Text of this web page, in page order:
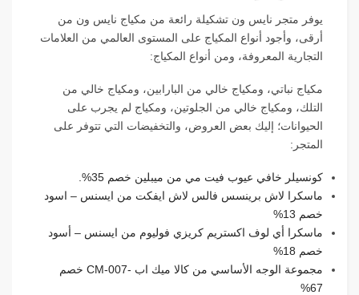
يوفر متجر نايس ون تشكيلة رائعة من مكياج نايس ون من
أرقى، وأجود أنواع المكياج على المستوى العالمي من العلامات
التجارية المعروفة، ومن أنواع المكياج:
مكياج نباتي، ومكياج خالي من البارابين، ومكياج خالي من
التلك، ومكياج خالي من الجلوتين، ومكياج لم يجرب على
الحيوانات؛ إليك بعض العروض، والتخفيضات التي تتوفر على
المتجر:
كونسيلر خافي عيوب فيت مي من ميبلين خصم 35%.
ماسكرا لاش برينسس فالس لاش ايفكت من ايسنس – اسود
خصم 13%
ماسكرا أي لوف اكستريم كريزي فوليوم من ايسنس – أسود
خصم 18%
مجموعة الوجه الأساسي من كالا ميك اب -CM-007 خصم
67%